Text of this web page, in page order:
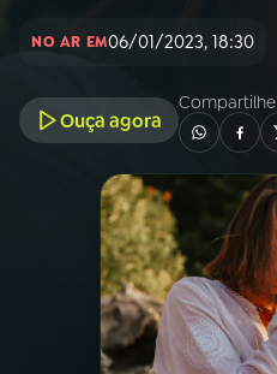
INÍCIO
A RÁDIO
PROGRAMAÇÃO
PROGRAMAS
PODCASTS
NO AR EM06/01/2023, 18:30
Ouça agora
Compartilhe